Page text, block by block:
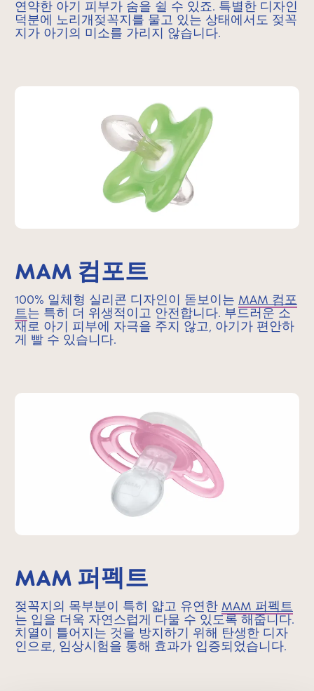
연약한 아기 피부가 숨을 쉴 수 있죠. 특별한 디자인
덕분에 노리개젖꼭지를 물고 있는 상태에서도 젖꼭
지가 아기의 미소를 가리지 않습니다.
MAM 컴포트
100% 일체형 실리콘 디자인이 돋보이는 MAM 컴포
트 는 특히 더 위생적이고 안전합니다. 부드러운 소
재로 아기 피부에 자극을 주지 않고, 아기가 편안하
게 빨 수 있습니다.
MAM 퍼펙트
젖꼭지의 목부분이 특히 얇고 유연한 MAM 퍼펙트
는 입을 더욱 자연스럽게 다물 수 있도록 해줍니다.
치열이 틀어지는 것을 방지하기 위해 탄생한 디자
인으로, 임상시험을 통해 효과가 입증되었습니다.